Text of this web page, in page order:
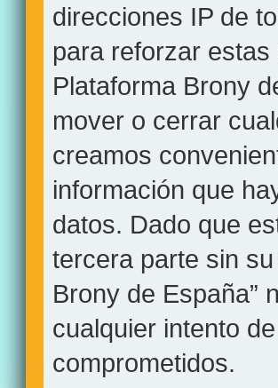
direcciones IP de
para reforzar
Plataforma Brony
mover o cerrar
creamos
información que
datos. Dado que
tercera parte sin
Brony de España”
cualquier intento
comprometidos.